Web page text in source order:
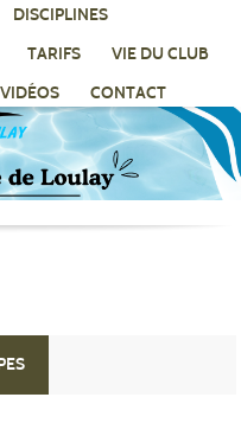
DISCIPLINES
TARIFS
VIE DU CLUB
CONTACT